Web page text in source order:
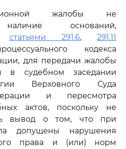
жалобы не
оснований,
статьями 291.6, 291.11
кодекса
для передачи жалобы
в судебном заседании
Верховного Суда
и пересмотра
актов, поскольку не
вывод о том, что при
допущены нарушения
права и (или) норм